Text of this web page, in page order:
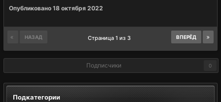
Опубликовано 18 октября 2022
НАЗАД ВПЕРЁД
Страница 1 из 3
Подписчики 0
Подкатегории